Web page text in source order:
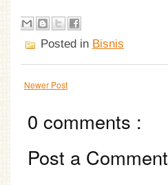
Posted in Bisnis
Newer Post
0 comments :
Post a Comment